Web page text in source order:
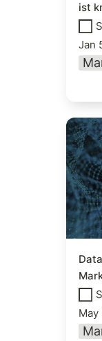
ist
Jan
wird
May